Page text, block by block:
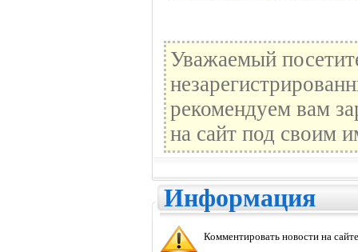
Уважаемый
рекомендуем вам
на сайт под своим
Информация
Комментировать новости на